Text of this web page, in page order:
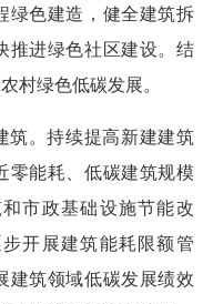
绿色建造，健全建筑拆
推进绿色社区建设。结
村绿色低碳发展。
筑。持续提高新建建筑
零能耗、低碳建筑规模
市政基础设施节能改
开展建筑能耗限额管
建筑领域低碳发展绩效